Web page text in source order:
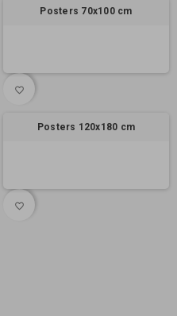
Posters 70x100 cm
favorite_border
Posters 120x180 cm
favorite_border